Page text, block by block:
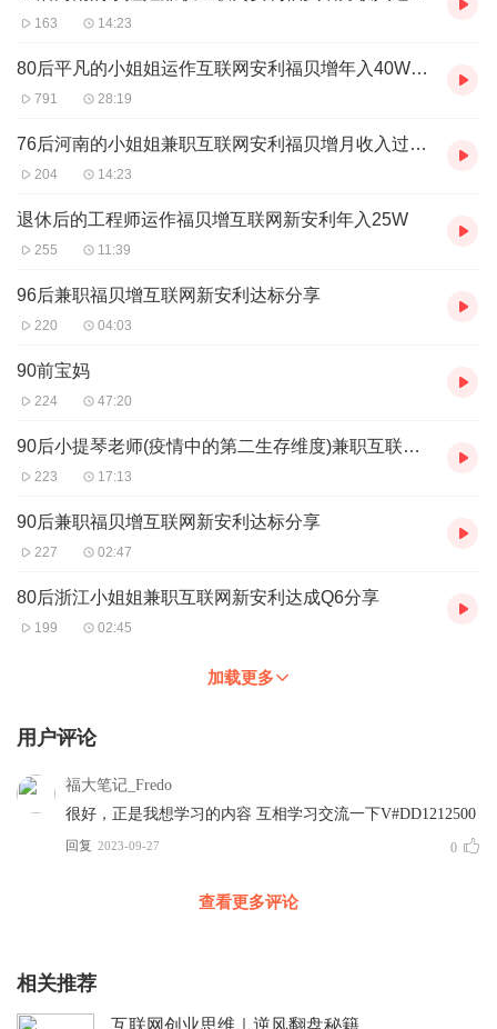
163 14:23
80后平凡的小姐姐运作互联网安利福贝增年入40W的逆袭人生
791 28:19
76后河南的小姐姐兼职互联网安利福贝增月收入过2W
204 14:23
退休后的工程师运作福贝增互联网新安利年入25W
255 11:39
96后兼职福贝增互联网新安利达标分享
220 04:03
90前宝妈
224 47:20
90后小提琴老师(疫情中的第二生存维度)兼职互联网新安利月收入超2W
223 17:13
90后兼职福贝增互联网新安利达标分享
227 02:47
80后浙江小姐姐兼职互联网新安利达成Q6分享
199 02:45
加载更多
用户评论
福大笔记_Fredo
很好，正是我想学习的内容 互相学习交流一下V#DD1212500
回复 2023-09-27 0
查看更多评论
相关推荐
互联网创业思维｜逆风翻盘秘籍